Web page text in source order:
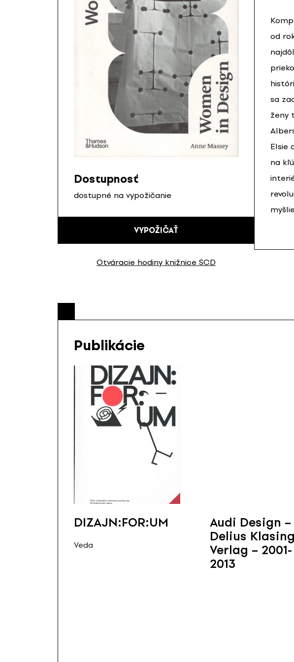
Dostupnosť
dostupné na vypožičanie
VYPOŽIČAŤ
Otváracie hodiny knižnice SCD
od
sa
ženy
Elsie
na
Publikácie
DIZAJN:FOR:UM
Veda
Audi Design –
Delius Klasing
Verlag – 2001-
2013